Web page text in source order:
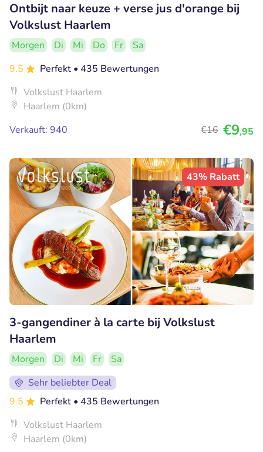
Ontbijt naar keuze + verse jus d'orange bij
Volkslust Haarlem
Morgen Di Mi Do Fr
Sa
9.5
Perfekt • 435 Bewertungen
Volkslust Haarlem
Haarlem (0km)
Verkauft: 940
€16 €9,95
43% Rabatt
3-gangendiner à la carte bij Volkslust
Haarlem
Morgen Di Mi Fr
Sa
Sehr beliebter Deal
9.5
Perfekt • 435 Bewertungen
Volkslust Haarlem
Haarlem (0km)